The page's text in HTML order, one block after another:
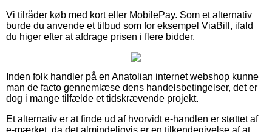
Vi tilråder køb med kort eller MobilePay. Som et alternativ
burde du anvende et tilbud som for eksempel ViaBill, ifald
du higer efter at afdrage prisen i flere bidder.
Inden folk handler på en Anatolian internet webshop kunne
man de facto gennemlæse dens handelsbetingelser, det er
dog i mange tilfælde et tidskrævende projekt.
Et alternativ er at finde ud af hvorvidt e-handlen er støttet af
e-mærket, da det almindeligvis er en tilkendegivelse af at